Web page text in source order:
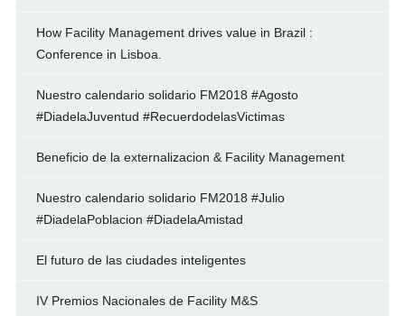
How Facility Management drives value in Brazil :
Conference in Lisboa.
Nuestro calendario solidario FM2018 #Agosto
#DiadelaJuventud #RecuerdodelasVictimas
Beneficio de la externalizacion & Facility Management
Nuestro calendario solidario FM2018 #Julio
#DiadelaPoblacion #DiadelaAmistad
El futuro de las ciudades inteligentes
IV Premios Nacionales de Facility M&S